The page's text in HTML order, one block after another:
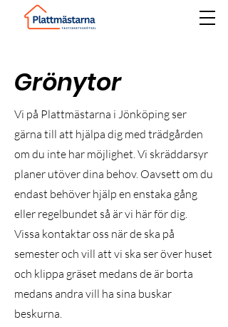
Grönytor
Vi på Plattmästarna i Jönköping ser
gärna till att hjälpa dig med trädgården
om du inte har möjlighet. Vi skräddarsyr
planer utöver dina behov. Oavsett om du
endast behöver hjälp en enstaka gång
eller regelbundet så är vi här för dig.
Vissa kontaktar oss när de ska på
semester och vill att vi ska ser över huset
och klippa gräset medans de är borta
medans andra vill ha sina buskar
beskurna.